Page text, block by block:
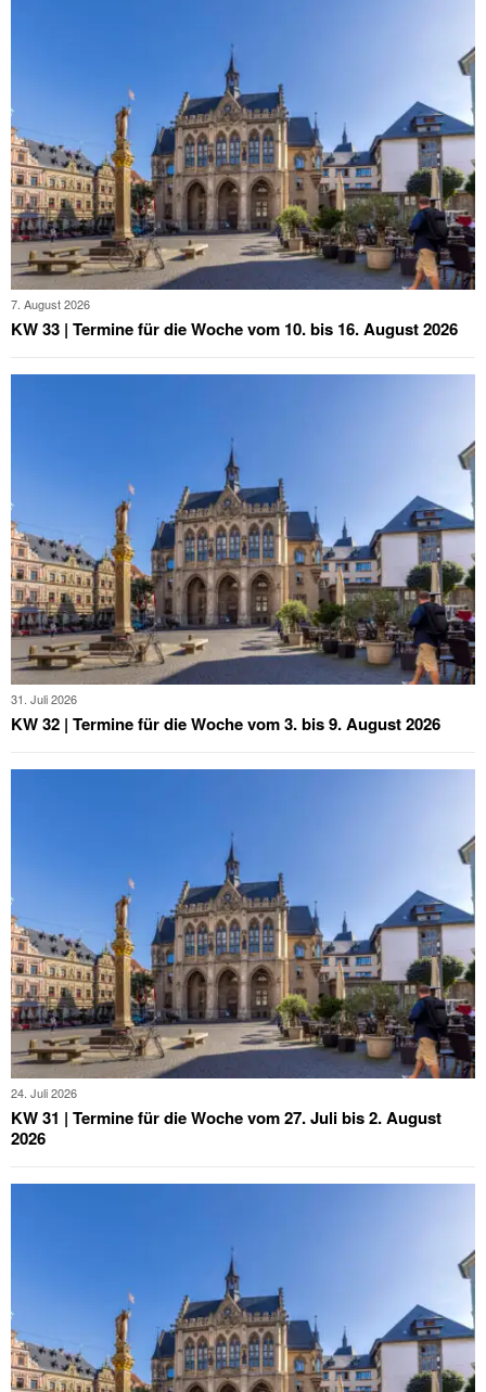
7. August 2026
KW 33 | Termine für die Woche vom 10. bis 16. August 2026
31. Juli 2026
KW 32 | Termine für die Woche vom 3. bis 9. August 2026
24. Juli 2026
KW 31 | Termine für die Woche vom 27. Juli bis 2. August
2026